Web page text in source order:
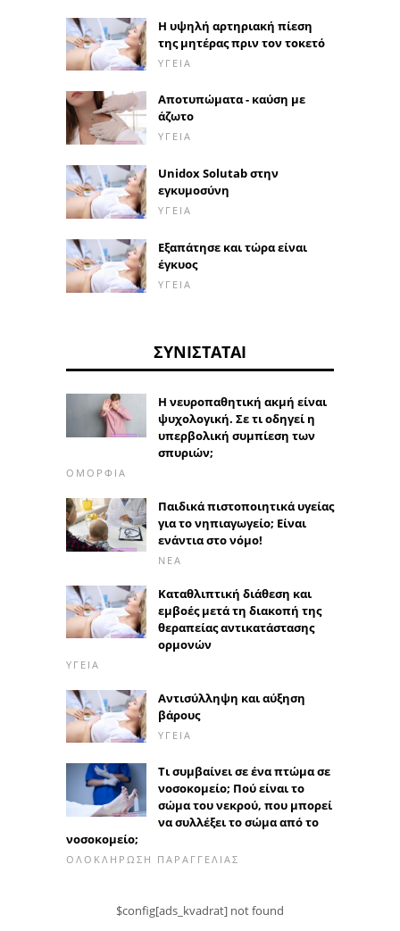
Η υψηλή αρτηριακή πίεση
της μητέρας πριν τον τοκετό
ΥΓΕΊΑ
Αποτυπώματα - καύση με
άζωτο
ΥΓΕΊΑ
Unidox Solutab στην
εγκυμοσύνη
ΥΓΕΊΑ
Εξαπάτησε και τώρα είναι
έγκυος
ΥΓΕΊΑ
ΣΥΝΙΣΤΆΤΑΙ
Η νευροπαθητική ακμή είναι
ψυχολογική. Σε τι οδηγεί η
υπερβολική συμπίεση των
σπυριών;
ΟΜΟΡΦΙΆ
Παιδικά πιστοποιητικά υγείας
για το νηπιαγωγείο; Είναι
ενάντια στο νόμο!
ΝΈΑ
Καταθλιπτική διάθεση και
εμβοές μετά τη διακοπή της
θεραπείας αντικατάστασης
ορμονών
ΥΓΕΊΑ
Αντισύλληψη και αύξηση
βάρους
ΥΓΕΊΑ
Τι συμβαίνει σε ένα πτώμα σε
νοσοκομείο; Πού είναι το
σώμα του νεκρού, που μπορεί
να συλλέξει το σώμα από το
νοσοκομείο;
ΟΛΟΚΛΉΡΩΣΗ ΠΑΡΑΓΓΕΛΊΑΣ
$config[ads_kvadrat] not found